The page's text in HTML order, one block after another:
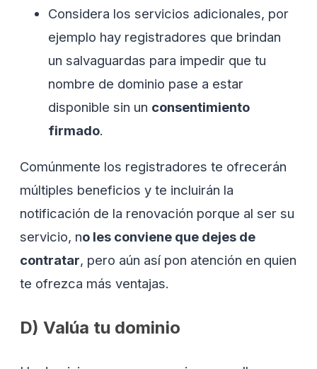
Considera los servicios adicionales, por
ejemplo hay registradores que brindan
un salvaguardas para impedir que tu
nombre de dominio pase a estar
disponible sin un consentimiento
firmado.
Comúnmente los registradores te ofrecerán
múltiples beneficios y te incluirán la
notificación de la renovación porque al ser su
servicio, no les conviene que dejes de
contratar, pero aún así pon atención en quien
te ofrezca más ventajas.
D) Valúa tu dominio